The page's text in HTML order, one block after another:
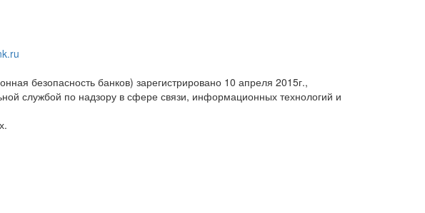
безопасность банков) зарегистрировано 10 апреля 2015г.,
службой по надзору в сфере связи, информационных технологий и